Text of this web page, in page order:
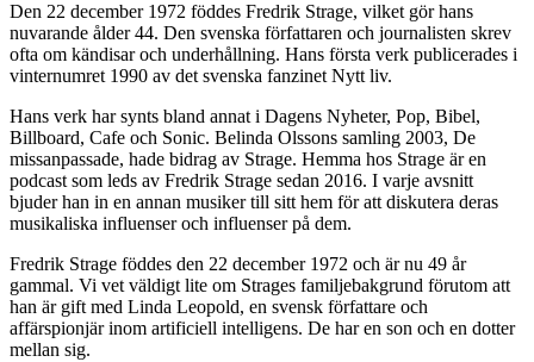
Den 22 december 1972 föddes Fredrik Strage, vilket gör hans
nuvarande ålder 44. Den svenska författaren och journalisten skrev
ofta om kändisar och underhållning. Hans första verk publicerades i
vinternumret 1990 av det svenska fanzinet Nytt liv.
Hans verk har synts bland annat i Dagens Nyheter, Pop, Bibel,
Billboard, Cafe och Sonic. Belinda Olssons samling 2003, De
missanpassade, hade bidrag av Strage. Hemma hos Strage är en
podcast som leds av Fredrik Strage sedan 2016. I varje avsnitt
bjuder han in en annan musiker till sitt hem för att diskutera deras
musikaliska influenser och influenser på dem.
Fredrik Strage föddes den 22 december 1972 och är nu 49 år
gammal. Vi vet väldigt lite om Strages familjebakgrund förutom att
han är gift med Linda Leopold, en svensk författare och
affärspionjär inom artificiell intelligens. De har en son och en dotter
mellan sig.